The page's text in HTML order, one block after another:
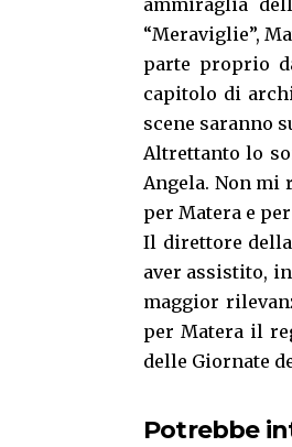
ammiraglia
“Meraviglie”,
parte proprio
capitolo di
scene saranno
Altrettanto lo
Angela. Non mi
per Matera e
Il direttore
aver assistito,
maggior
per Matera il
delle Giornate
Potrebbe